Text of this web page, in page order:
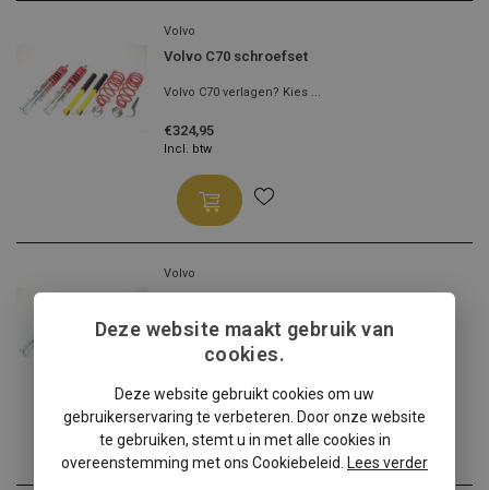
Volvo
Volvo C70 schroefset
Volvo C70 verlagen? Kies ...
€324,95
Incl. btw
Volvo
Volvo V70 verlagen? Kies ...
Incl. btw
Deze website maakt gebruik van
cookies.
Deze website gebruikt cookies om uw
gebruikerservaring te verbeteren. Door onze website
te gebruiken, stemt u in met alle cookies in
overeenstemming met ons Cookiebeleid.
Lees verder